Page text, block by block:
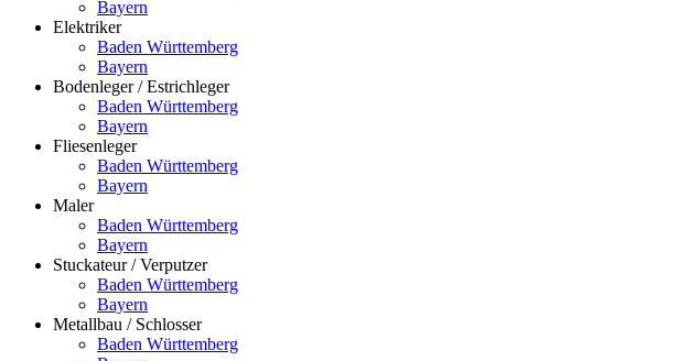
Bayern
Elektriker
Baden Württemberg
Bayern
Bodenleger / Estrichleger
Baden Württemberg
Bayern
Fliesenleger
Baden Württemberg
Bayern
Maler
Baden Württemberg
Bayern
Stuckateur / Verputzer
Baden Württemberg
Bayern
Metallbau / Schlosser
Baden Württemberg